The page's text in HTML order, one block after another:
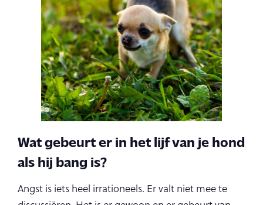
Wat gebeurt er in het lijf van je hond
als hij bang is?
Angst is iets heel irrationeels. Er valt niet mee te